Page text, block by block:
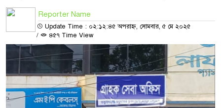
Reporter Name
Update Time : ০২:১২:৪৫ অপরাহ্ন, সোমবার, ৫ মে ২০২৫
/
৪৫৭ Time View